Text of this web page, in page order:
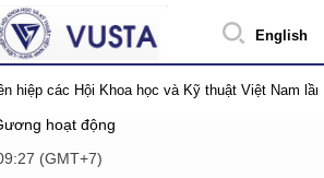
English
hiệp các Hội Khoa học và Kỹ thuật Việt Nam
hoạt động
(GMT+7)